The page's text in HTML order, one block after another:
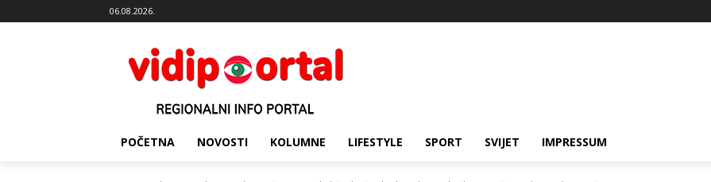
06.08.2026.
POČETNA NOVOSTI KOLUMNE LIFESTYLE SPORT SVIJET IMPRESSUM